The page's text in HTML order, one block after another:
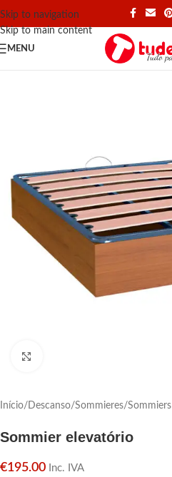
Skip to navigation
Skip to main content
MENU
Início/ Descanso/Sommieres/Sommiers
Sommier elevatório
€195.00 Inc. IVA